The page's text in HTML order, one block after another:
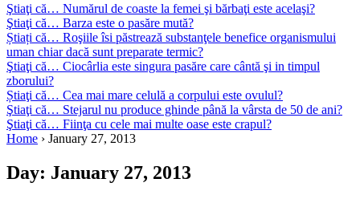
Ştiaţi că… Numărul de coaste la femei şi bărbaţi este acelaşi?
Ştiaţi că… Barza este o pasăre mută?
Știați că… Roşiile îsi păstrează substanţele benefice organismului
uman chiar dacă sunt preparate termic?
Ştiaţi că… Ciocârlia este singura pasăre care cântă şi in timpul
zborului?
Știaţi că… Cea mai mare celulă a corpului este ovulul?
Ştiaţi că… Stejarul nu produce ghinde până la vârsta de 50 de ani?
Ştiaţi că… Fiinţa cu cele mai multe oase este crapul?
Home › January 27, 2013
Day: January 27, 2013